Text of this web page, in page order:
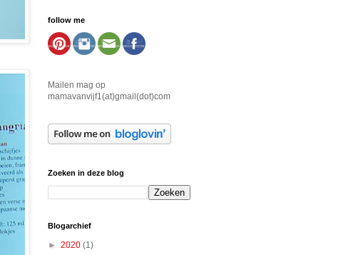
follow me
Mailen mag op
mamavanvijf1(at)gmail(dot)com
Zoeken in deze blog
Blogarchief
► 2020 (1)